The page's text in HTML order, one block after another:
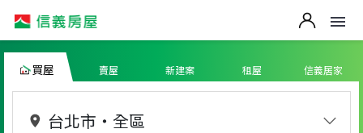
買屋 賣屋 新建案 租屋 信義居家
台北市 ・ 全區